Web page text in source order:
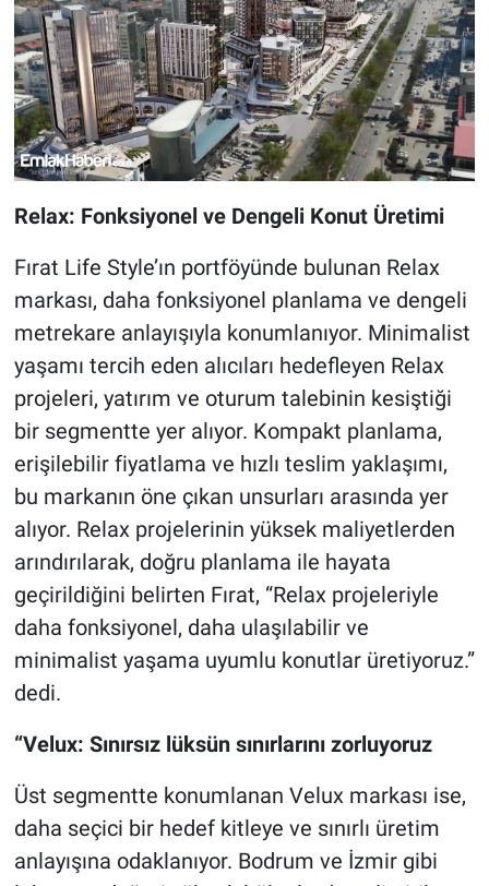
Relax: Fonksiyonel ve Dengeli Konut Üretimi
Fırat Life Style’ın portföyünde bulunan Relax
markası, daha fonksiyonel planlama ve dengeli
metrekare anlayışıyla konumlanıyor. Minimalist
yaşamı tercih eden alıcıları hedefleyen Relax
projeleri, yatırım ve oturum talebinin kesiştiği
bir segmentte yer alıyor. Kompakt planlama,
erişilebilir fiyatlama ve hızlı teslim yaklaşımı,
bu markanın öne çıkan unsurları arasında yer
alıyor. Relax projelerinin yüksek maliyetlerden
arındırılarak, doğru planlama ile hayata
geçirildiğini belirten Fırat, “Relax projeleriyle
daha fonksiyonel, daha ulaşılabilir ve
minimalist yaşama uyumlu konutlar üretiyoruz.”
dedi.
“Velux: Sınırsız lüksün sınırlarını zorluyoruz
Üst segmentte konumlanan Velux markası ise,
daha seçici bir hedef kitleye ve sınırlı üretim
anlayışına odaklanıyor. Bodrum ve İzmir gibi